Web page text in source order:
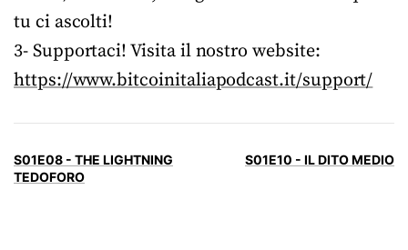
tu ci ascolti!
3- Supportaci! Visita il nostro website:
https://www.bitcoinitaliapodcast.it/support/
S01E08 - THE LIGHTNING
TEDOFORO
S01E10 - IL DITO MEDIO